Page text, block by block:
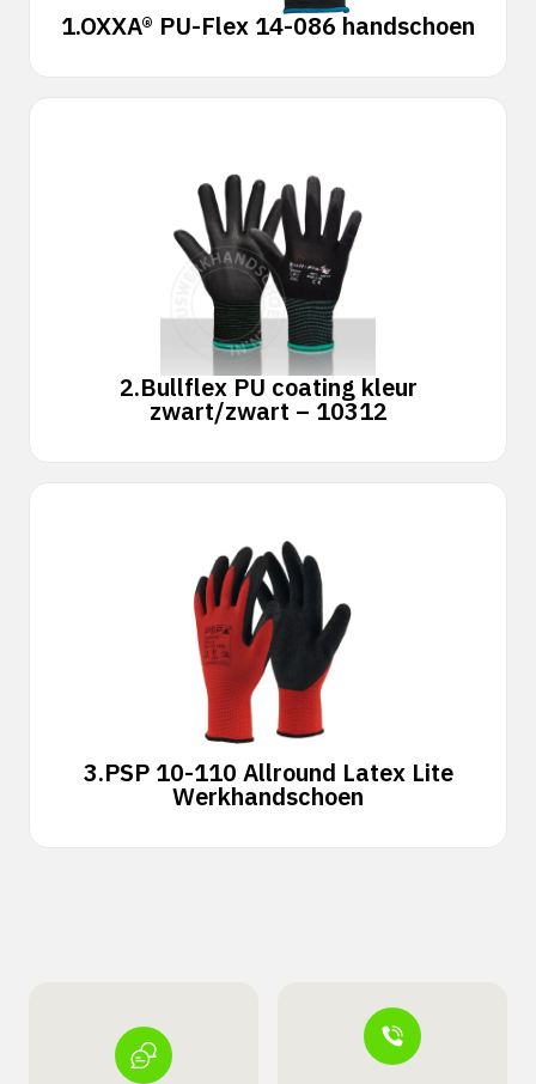
1.OXXA® PU-Flex 14-086 handschoen
2.Bullflex PU coating kleur
zwart/zwart – 10312
3.PSP 10-110 Allround Latex Lite
Werkhandschoen